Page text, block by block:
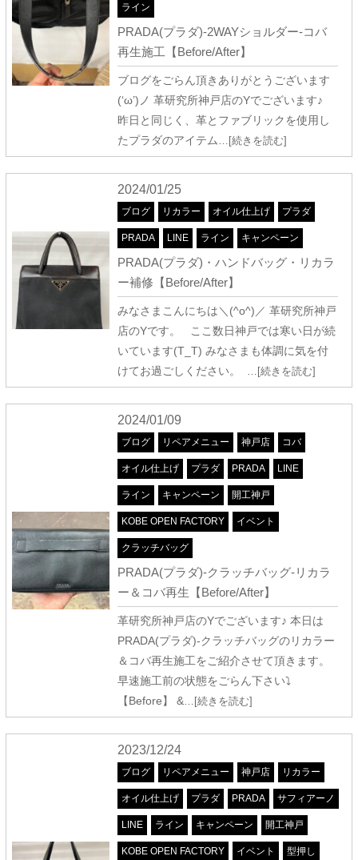
ライン
PRADA(プラダ)-2WAYショルダー-コバ
再生施工【Before/After】
ブログをごらん頂きありがとうございます
(‘ω’)ノ 革研究所神戸店のYでございます♪
昨日と同じく、革とファブリックを使用し
たプラダのアイテム …[続きを読む]
2024/01/25
ブログ リカラー オイル仕上げ プラダ
PRADA LINE ライン キャンペーン
PRADA(プラダ)・ハンドバッグ・リカラ
ー補修【Before/After】
みなさまこんにちは＼(^o^)／ 革研究所神戸
店のYです。 ここ数日神戸では寒い日が続
いています(T_T) みなさまも体調に気を付
けてお過ごしください。 …[続きを読む]
2024/01/09
ブログ リペアメニュー 神戸店 コバ
オイル仕上げ プラダ PRADA LINE
ライン キャンペーン 開工神戸
KOBE OPEN FACTORY イベント
クラッチバッグ
PRADA(プラダ)-クラッチバッグ-リカラ
ー＆コバ再生【Before/After】
革研究所神戸店のYでございます♪ 本日は
PRADA(プラダ)-クラッチバッグのリカラー
＆コバ再生施工をご紹介させて頂きます。
早速施工前の状態をごらん下さい⤵
【Before】 &…[続きを読む]
2023/12/24
ブログ リペアメニュー 神戸店 リカラー
オイル仕上げ プラダ PRADA サフィアーノ
LINE ライン キャンペーン 開工神戸
KOBE OPEN FACTORY イベント 型押し